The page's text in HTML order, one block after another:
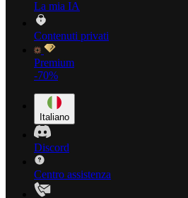
La mia IA
Contenuti privati
Premium
-70%
Italiano
Discord
Centro assistenza